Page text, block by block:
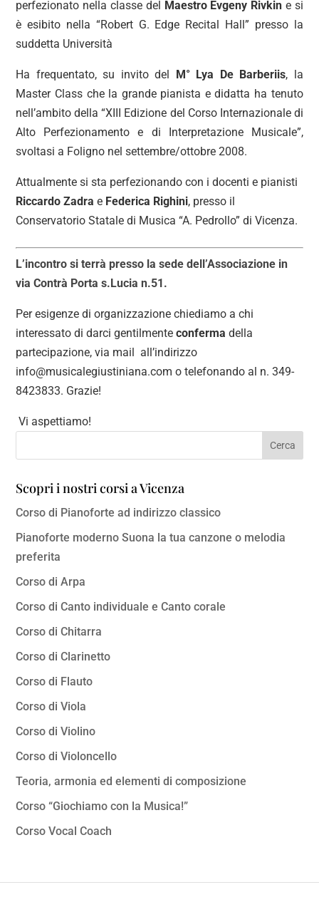
perfezionato nella classe del Maestro Evgeny Rivkin e si
è esibito nella “Robert G. Edge Recital Hall” presso la
suddetta Università
Ha frequentato, su invito del M° Lya De Barberiis, la
Master Class che la grande pianista e didatta ha tenuto
nell’ambito della “XIII Edizione del Corso Internazionale di
Alto Perfezionamento e di Interpretazione Musicale”,
svoltasi a Foligno nel settembre/ottobre 2008.
Attualmente si sta perfezionando con i docenti e pianisti
Riccardo Zadra e Federica Righini, presso il
Conservatorio Statale di Musica “A. Pedrollo” di Vicenza.
L’incontro si terrà presso la sede dell’Associazione in
via Contrà Porta s.Lucia n.51.
Per esigenze di organizzazione chiediamo a chi
interessato di darci gentilmente conferma della
partecipazione, via mail all’indirizzo
info@musicalegiustiniana.com o telefonando al n. 349-
8423833. Grazie!
Vi aspettiamo!
Scopri i nostri corsi a Vicenza
Corso di Pianoforte ad indirizzo classico
Pianoforte moderno Suona la tua canzone o melodia
preferita
Corso di Arpa
Corso di Canto individuale e Canto corale
Corso di Chitarra
Corso di Clarinetto
Corso di Flauto
Corso di Viola
Corso di Violino
Corso di Violoncello
Teoria, armonia ed elementi di composizione
Corso “Giochiamo con la Musica!”
Corso Vocal Coach